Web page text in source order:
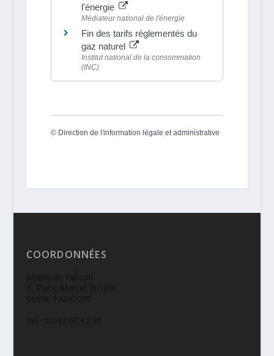
l'énergie
Médiateur national de l'énergie
Fin des tarifs réglementés du
gaz naturel
Institut national de la consommation
(INC)
© Direction de l'information légale et administrative
COORDONNÉES